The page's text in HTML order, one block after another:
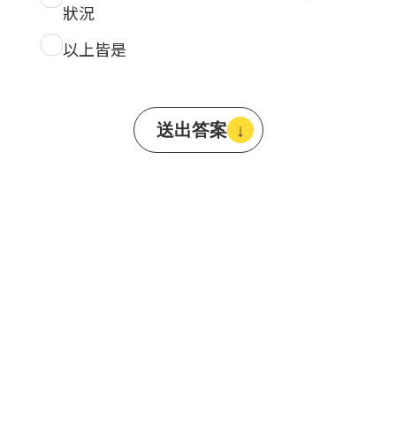
狀況
以上皆是
送出答案 ↓